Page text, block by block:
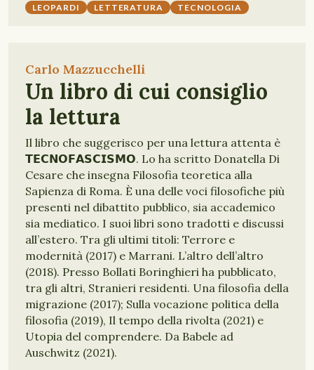
LEOPARDI LETTERATURA TECNOLOGIA
Carlo Mazzucchelli
Un libro di cui consiglio
la lettura
Il libro che suggerisco per una lettura attenta è
𝗧𝗘𝗖𝗡𝗢𝗙𝗔𝗦𝗖𝗜𝗦𝗠𝗢. Lo ha scritto Donatella Di
Cesare che insegna Filosofia teoretica alla
Sapienza di Roma. È una delle voci filosofiche più
presenti nel dibattito pubblico, sia accademico
sia mediatico. I suoi libri sono tradotti e discussi
all’estero. Tra gli ultimi titoli: Terrore e
modernità (2017) e Marrani. L’altro dell’altro
(2018). Presso Bollati Boringhieri ha pubblicato,
tra gli altri, Stranieri residenti. Una filosofia della
migrazione (2017); Sulla vocazione politica della
filosofia (2019), Il tempo della rivolta (2021) e
Utopia del comprendere. Da Babele ad
Auschwitz (2021).